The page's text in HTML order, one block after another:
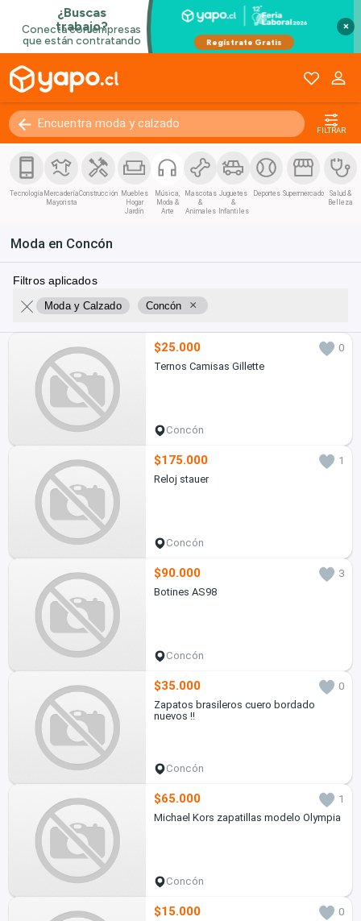
×
FILTRAR
Tecnología Mercadería
Mayorista
Construcción Muebles
Hogar
Jardín
Música,
Moda &
Arte
Mascotas
&
Animales
Juguetes
&
Infantiles
Deportes Supermercado
Salud &
Belleza
Moda en Concón
Filtros aplicados
Moda y Calzado Concón ×
$25.000
0
Ternos Camisas Gillette
Concón
$175.000
1
Reloj stauer
Concón
$90.000
3
Botines AS98
Concón
$35.000
0
Zapatos brasileros cuero bordado
nuevos !!
Concón
$65.000
1
Michael Kors zapatillas modelo Olympia
Concón
$15.000
0